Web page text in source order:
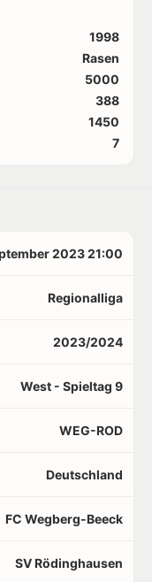
1998
Rasen
5000
388
1450
7
2023 21:00
Regionalliga
2023/2024
West - Spieltag 9
WEG-ROD
Deutschland
FC Wegberg-Beeck
SV Rödinghausen